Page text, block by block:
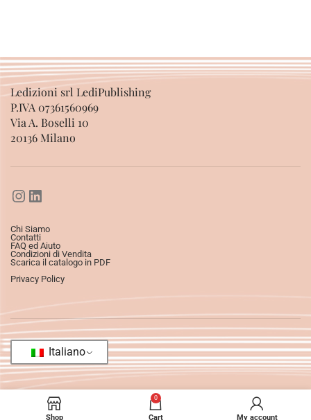
Ledizioni srl LediPublishing
P.IVA 07361560969
Via A. Boselli 10
20136 Milano
Chi Siamo
Contatti
FAQ ed Aiuto
Condizioni di Vendita
Scarica il catalogo in PDF
Privacy Policy
Italiano
Shop
0
Cart My account